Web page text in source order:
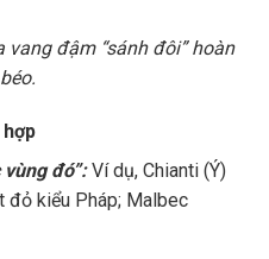
vang đậm “sánh đôi” hoàn
đó”:Ví dụ, Chianti (Ý)
đỏ kiểu Pháp; Malbec